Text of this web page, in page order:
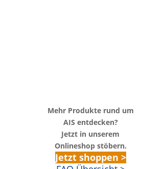
Mehr Produkte rund um
AIS entdecken?
Jetzt in unserem
Onlineshop stöbern.
Jetzt shoppen >